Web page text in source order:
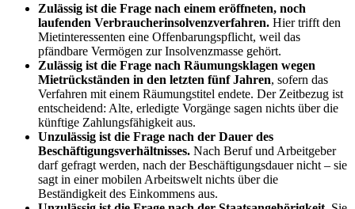
Zulässig ist die Frage nach einem eröffneten, noch
laufenden Verbraucherinsolvenzverfahren. Hier trifft den
Mietinteressenten eine Offenbarungspflicht, weil das
pfändbare Vermögen zur Insolvenzmasse gehört.
Zulässig ist die Frage nach Räumungsklagen wegen
Mietrückständen in den letzten fünf Jahren, sofern das
Verfahren mit einem Räumungstitel endete. Der Zeitbezug ist
entscheidend: Alte, erledigte Vorgänge sagen nichts über die
künftige Zahlungsfähigkeit aus.
Unzulässig ist die Frage nach der Dauer des
Beschäftigungsverhältnisses. Nach Beruf und Arbeitgeber
darf gefragt werden, nach der Beschäftigungsdauer nicht – sie
sagt in einer mobilen Arbeitswelt nichts über die
Beständigkeit des Einkommens aus.